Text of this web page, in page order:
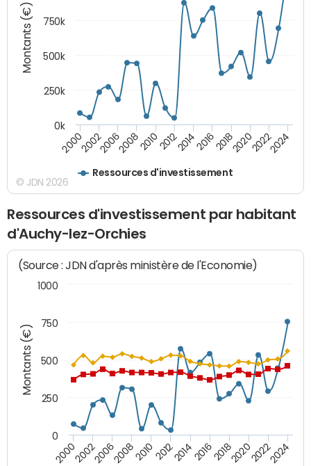
Montants (€)
Ressources d'investissement
200020022006200820102012201420162018202020222024
0k
250k
500k
750k
© JDN 2026
Ressources d'investissement par habitant
d'Auchy-lez-Orchies
Montants (€)
(Source : JDN d'après ministère de l'Economie)
200020022006200820102012201420162018202020222024
0
250
500
750
1000